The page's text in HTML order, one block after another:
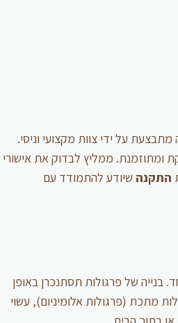
על ידי צוות מקצועי וניסי.
ומתוזמנת. ממליץ לבדוק את אישורי
התקנה שיודע להתמודד עם
בנייה של פרגולות תסתנכרן באופן
מתכת (פרגולות אלומיניום), עשוי